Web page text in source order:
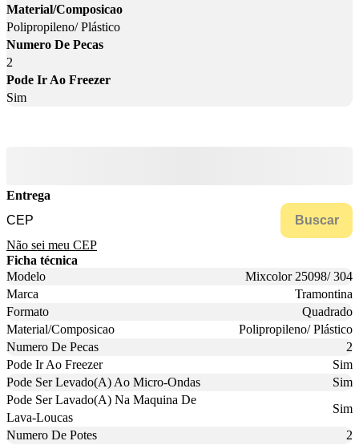
Material/Composicao
Polipropileno/ Plástico
Numero De Pecas
2
Pode Ir Ao Freezer
Sim
Entrega
Buscar
Não sei meu CEP
Ficha técnica
Modelo
Mixcolor 25098/ 304
Marca
Tramontina
Formato
Quadrado
Material/Composicao
Polipropileno/ Plástico
Numero De Pecas
2
Pode Ir Ao Freezer
Sim
Pode Ser Levado(A) Ao Micro-Ondas
Sim
Pode Ser Lavado(A) Na Maquina De
Lava-Loucas
Sim
Numero De Potes
2